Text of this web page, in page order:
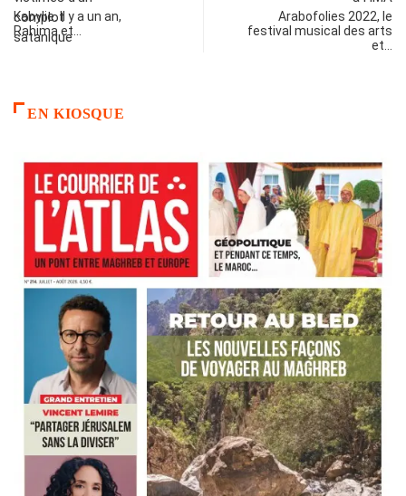
Kabylie. Il y a un an,
Rahima et…
Arabofolies 2022, le
festival musical des arts
et…
EN KIOSQUE